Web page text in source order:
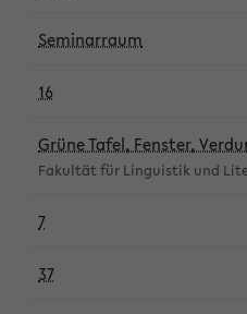
Seminarraum
16
Grüne Tafel, Fenster,
Fakultät für Linguistik und
7
37